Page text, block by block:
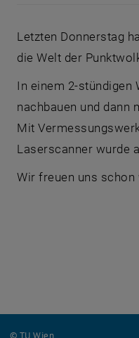
Letzten Donnerstag
die Welt der
In einem 2-stündigen
nachbauen und dann
Mit
Laserscanner wurde
Wir freuen uns schon
© TU Wien